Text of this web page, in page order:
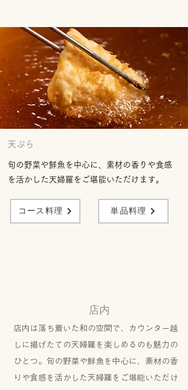
コース料理 単品料理
​​天ぷら
旬の野菜や鮮魚を中心に、素材の香りや食感
を活かした天婦羅をご堪能いただけます。
​店内
店内は落ち着いた和の空間で、カウンター越
しに揚げたての天婦羅を楽しめるのも魅力の
ひとつ。旬の野菜や鮮魚を中心に、素材の香
りや食感を活かした天婦羅をご堪能いただけ